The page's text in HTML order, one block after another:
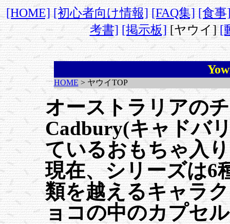
[HOME] [初心者向け情報] [FAQ集] [食事
考書] [掲示板] [ヤウイ][
HOME > ヤウイTOP
オーストラリアの
Cadbury(キャドバ
ているおもちゃ入
現在、シリーズは6
類を越えるキャラ
ョコの中のカプセ